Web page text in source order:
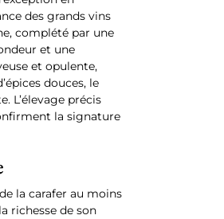
des grands vins
complété par une
et une
et opulente,
douces, le
L’élevage précis
la signature
la carafer au moins
richesse de son